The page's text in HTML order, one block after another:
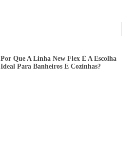
Por Que A Linha New Flex É A Escolha
Ideal Para Banheiros E Cozinhas?